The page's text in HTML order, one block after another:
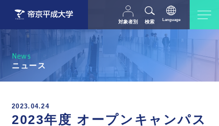
対象者別
受験生の方 在学生・教職員の方
父母等の方 卒業生の方
検索 Language
English 中文（简体字）
News
ニュース
2023.04.24
2023年度 オープンキャンパス